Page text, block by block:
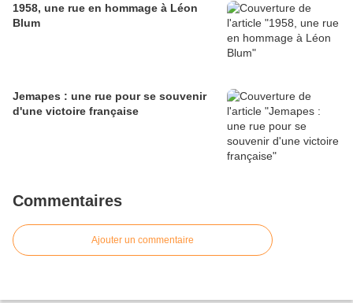
1958, une rue en hommage à Léon
Blum
Jemapes : une rue pour se souvenir
d'une victoire française
Commentaires
Ajouter un commentaire